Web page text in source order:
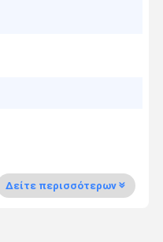
Δείτε περισσότερων